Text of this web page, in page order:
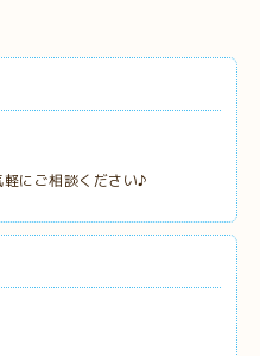
にご相談ください♪